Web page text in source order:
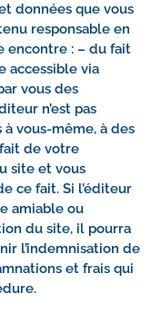
données que vous
responsable en
encontre : – du fait
accessible via
vous des
n’est pas
vous-même, à des
de votre
site et vous
ce fait. Si l’éditeur
amiable ou
du site, il pourra
l’indemnisation de
et frais qui